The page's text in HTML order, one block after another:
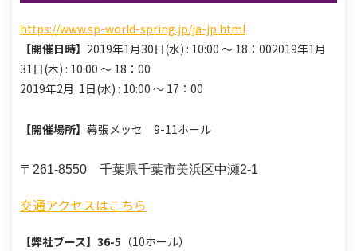
https://www.sp-world-spring.jp/ja-jp.html
【開催日時】 2019年1月30日(水) : 10:00 ～ 18：002019年1月
31日(木) : 10:00 ～ 18：00
2019年2月 1日(水) : 10:00 ～ 17：00
【開催場所】 幕張メッセ 9-11ホール
〒261-8550 千葉県千葉市美浜区中瀬2-1
交通アクセスはこちら
【弊社ブース】 36-5 （10ホール）